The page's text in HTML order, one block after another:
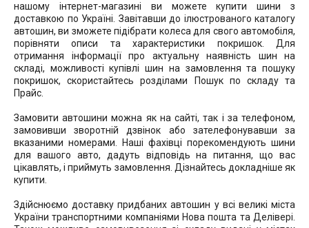
нашому інтернет-магазині ви можете купити шини з
доставкою по Україні. Завітавши до ілюстрованого каталогу
автошин, ви зможете підібрати колеса для свого автомобіля,
порівняти описи та характеристики покришок. Для
отримання інформації про актуальну наявність шин на
складі, можливості купівлі шин на замовлення та пошуку
покришок, скористайтесь розділами Пошук по складу та
Прайс.
Замовити автошини можна як на сайті, так і за телефоном,
замовивши зворотній дзвінок або зателефонувавши за
вказаними номерами. Наші фахівці порекомендують шини
для вашого авто, дадуть відповідь на питання, що вас
цікавлять, і приймуть замовлення. Дізнайтесь докладніше як
купити.
Здійснюємо доставку придбаних автошин у всі великі міста
України транспортними компаніями Нова пошта та Делівері.